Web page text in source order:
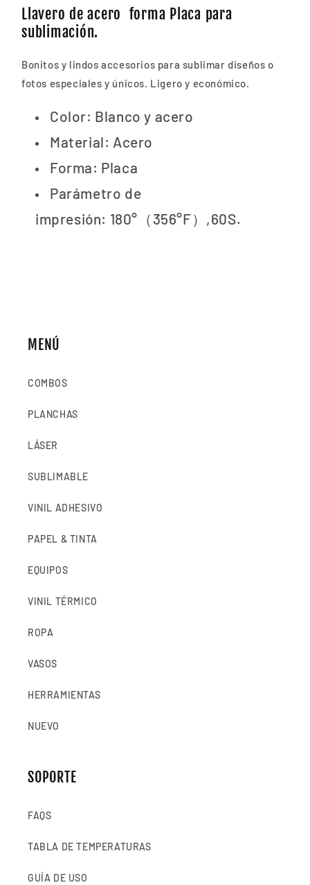
Llavero de acero forma Placa para
sublimación.
Bonitos y lindos accesorios para sublimar diseños o
fotos especiales y únicos. Ligero y económico.
Color: Blanco y acero
Material: Acero
Forma: Placa
Parámetro de
impresión: 180°（356°F）,60S.
MENÚ
COMBOS
PLANCHAS
LÁSER
SUBLIMABLE
VINIL ADHESIVO
PAPEL & TINTA
EQUIPOS
VINIL TÉRMICO
ROPA
VASOS
HERRAMIENTAS
NUEVO
SOPORTE
FAQS
TABLA DE TEMPERATURAS
GUÍA DE USO